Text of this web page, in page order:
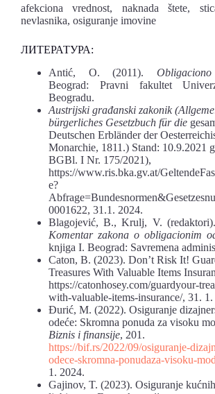
afekciona vrednost, naknada štete,
nevlasnika, osiguranje imovine
ЛИТЕРАТУРА:
Antić, O. (2011).
Beograd: Pravni fakultet
Beogradu.
Austrijski građanski zakonik
bürgerliches Gesetzbuch für die
Deutschen Erbländer der
Monarchie, 1811.) Stand: 10.9.2021
BGBl. I Nr. 175/2021),
https://www.ris.bka.gv.at/
e?
0001622, 31.1. 2024.
Blagojević, B., Krulj, V.
Komentar zakona o obligacionim
knjiga I. Beograd: Savremena
Caton, B. (2023). Don’t Risk It!
Treasures With Valuable Items
https://catonhosey.com/guardyour-
with-valuable-items-insurance/, 31. 1.
Đurić, M. (2022). Osiguranje
odeće: Skromna ponuda za visoku
Biznis i finansije, 201.
https://bif.rs/2022/09/osiguranje-
odece-skromna-ponudaza-visoku-
1. 2024.
Gajinov, T. (2023). Osiguranje kućnih